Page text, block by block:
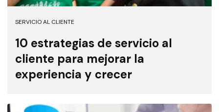
SERVICIO AL CLIENTE
10 estrategias de servicio al
cliente para mejorar la
experiencia y crecer